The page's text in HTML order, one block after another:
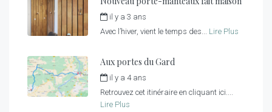
il y a 3 ans
Avec l’hiver, vient le temps des... Lire Plus
Aux portes du Gard
il y a 4 ans
Retrouvez cet itinéraire en cliquant ici....
Lire Plus